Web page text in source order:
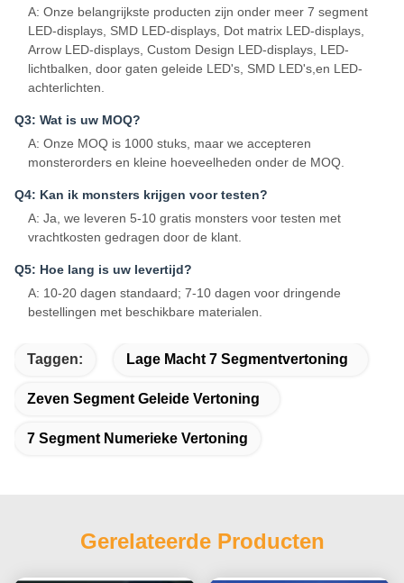
A: Onze belangrijkste producten zijn onder meer 7 segment
LED-displays, SMD LED-displays, Dot matrix LED-displays,
Arrow LED-displays, Custom Design LED-displays, LED-
lichtbalken, door gaten geleide LED's, SMD LED's,en LED-
achterlichten.
Q3: Wat is uw MOQ?
A: Onze MOQ is 1000 stuks, maar we accepteren
monsterorders en kleine hoeveelheden onder de MOQ.
Q4: Kan ik monsters krijgen voor testen?
A: Ja, we leveren 5-10 gratis monsters voor testen met
vrachtkosten gedragen door de klant.
Q5: Hoe lang is uw levertijd?
A: 10-20 dagen standaard; 7-10 dagen voor dringende
bestellingen met beschikbare materialen.
Taggen: Lage Macht 7 Segmentvertoning
Zeven Segment Geleide Vertoning
7 Segment Numerieke Vertoning
Gerelateerde Producten